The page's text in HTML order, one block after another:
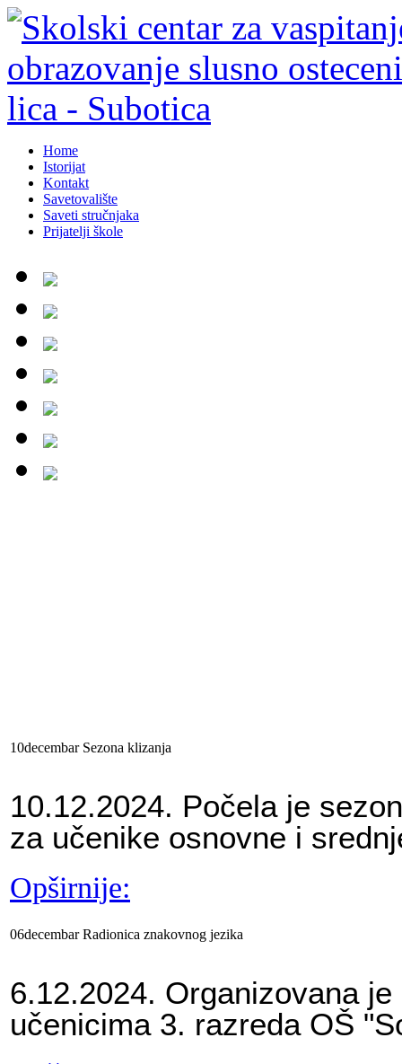
Home
Istorijat
Kontakt
Savetovalište
Saveti stručnjaka
Prijatelji škole
10decembar Sezona klizanja
10.12.2024. Počela je
za učenike osnovne i
Opširnije:
06decembar Radionica znakovnog jezika
6.12.2024. Organizovana
učenicima 3. razreda OŠ